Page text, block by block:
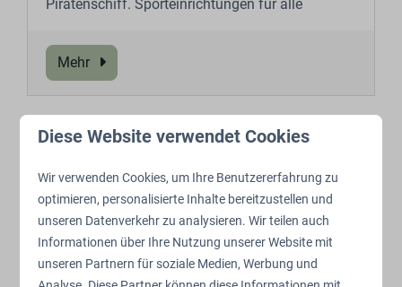
Piratenschiff. Sporteinrichtungen für alle
Mehr
Diese Website verwendet Cookies
Wir verwenden Cookies, um Ihre Benutzererfahrung zu
optimieren, personalisierte Inhalte bereitzustellen und
unseren Datenverkehr zu analysieren. Wir teilen auch
Informationen über Ihre Nutzung unserer Website mit
unseren Partnern für soziale Medien, Werbung und